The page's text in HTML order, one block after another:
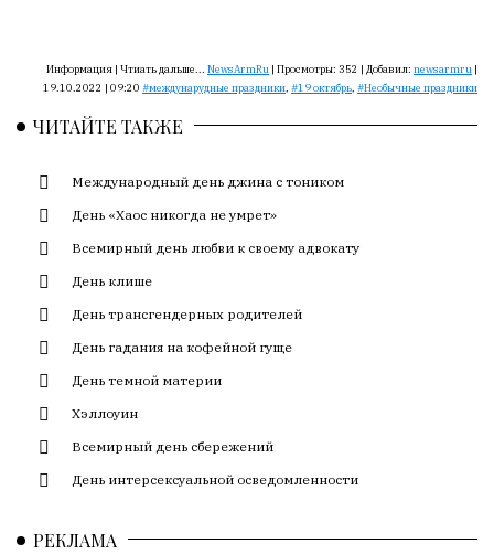
Сайт
обновляется
большим
но
Редакция
лезет
авторские
не
кромсает
их
искажает
Информация | Чтиать дальше... NewsArmRu | Просмотры: 352 | Добавил: newsarmru |
19.10.2022 | 09:20
междунарудные праздники, 19 октябрь, Необычные праздники
ЧИТАЙТЕ ТАКЖЕ
Международный день джина с тоником
День «Хаос никогда не умрет»
Всемирный день любви к своему адвокату
День клише
День трансгендерных родителей
День гадания на кофейной гуще
День темной материи
Хэллоуин
Всемирный день сбережений
День интерсексуальной осведомленности
РЕКЛАМА